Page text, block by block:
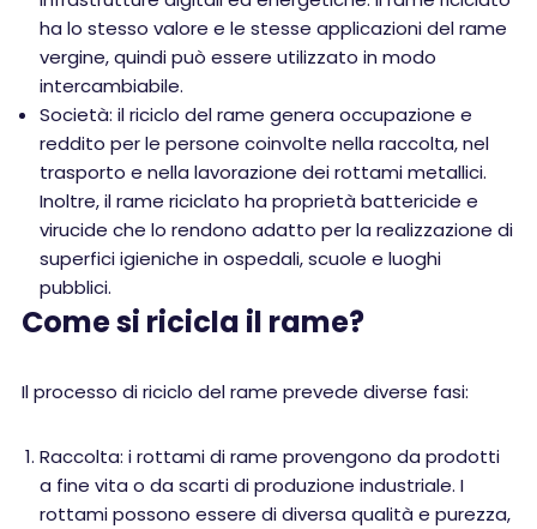
ha lo stesso valore e le stesse applicazioni del rame
vergine, quindi può essere utilizzato in modo
intercambiabile.
Società: il riciclo del rame genera occupazione e
reddito per le persone coinvolte nella raccolta, nel
trasporto e nella lavorazione dei rottami metallici.
Inoltre, il rame riciclato ha proprietà battericide e
virucide che lo rendono adatto per la realizzazione di
superfici igieniche in ospedali, scuole e luoghi
pubblici.
Come si ricicla il rame?
Il processo di riciclo del rame prevede diverse fasi:
Raccolta: i rottami di rame provengono da prodotti
a fine vita o da scarti di produzione industriale. I
rottami possono essere di diversa qualità e purezza,